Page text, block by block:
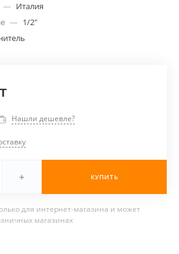
— Италия
— 1/2"
Нашли дешевле?
+ КУПИТЬ
для интернет-магазина и может
магазинах